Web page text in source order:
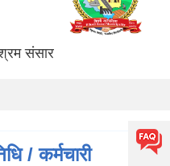
संसार
/ कर्मचारी